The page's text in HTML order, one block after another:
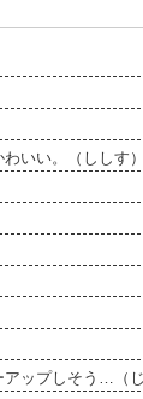
いい。（ししす）
ップしそう…（じ